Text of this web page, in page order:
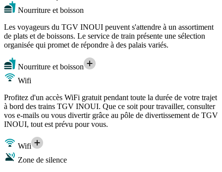
Nourriture et boisson
Les voyageurs du TGV INOUI peuvent s'attendre à un assortiment
de plats et de boissons. Le service de train présente une sélection
organisée qui promet de répondre à des palais variés.
Nourriture et boisson
Wifi
Profitez d'un accès WiFi gratuit pendant toute la durée de votre trajet
à bord des trains TGV INOUI. Que ce soit pour travailler, consulter
vos e-mails ou vous divertir grâce au pôle de divertissement de TGV
INOUI, tout est prévu pour vous.
Wifi
Zone de silence